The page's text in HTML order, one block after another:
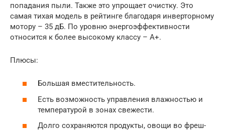
попадания пыли. Также это упрощает очистку. Это
самая тихая модель в рейтинге благодаря инверторному
мотору – 35 дБ. По уровню энергоэффективности
относится к более высокому классу – A+.
Плюсы:
Большая вместительность.
Есть возможность управления влажностью и
температурой в зонах свежести.
Долго сохраняются продукты, овощи во фреш-